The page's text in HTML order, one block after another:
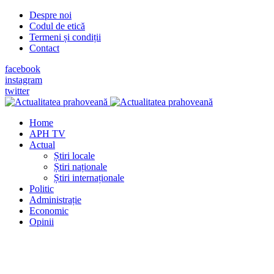
Despre noi
Codul de etică
Termeni și condiții
Contact
facebook
instagram
twitter
Home
APH TV
Actual
Știri locale
Știri naționale
Știri internaționale
Politic
Administrație
Economic
Opinii